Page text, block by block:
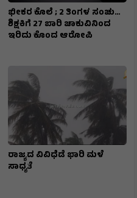
ಭೀಕರ ಕೊಲೆ ; 2 ತಿಂಗಳ ಸಂಚು…
ಶಿಕ್ಷಕಿಗೆ 27 ಬಾರಿ ಚಾಕುವಿನಿಂದ
ಇರಿದು ಕೊಂದ ಆರೋಪಿ
ರಾಜ್ಯದ ವಿವಿಧೆಡೆ ಭಾರಿ ಮಳೆ
ಸಾಧ್ಯತೆ